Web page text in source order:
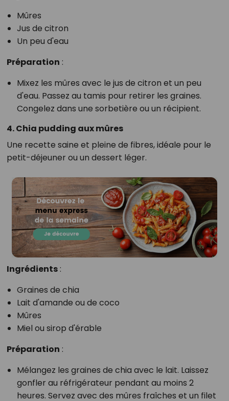
Mûres
Jus de citron
Un peu d'eau
Préparation :
Mixez les mûres avec le jus de citron et un peu
d'eau. Passez au tamis pour retirer les graines.
Congelez dans une sorbetière ou un récipient.
4. Chia pudding aux mûres
Une recette saine et pleine de fibres, idéale pour le
petit-déjeuner ou un dessert léger.
Ingrédients:
Graines de chia
Lait d'amande ou de coco
Mûres
Miel ou sirop d'érable
Préparation :
Mélangez les graines de chia avec le lait. Laissez
gonfler au réfrigérateur pendant au moins 2
heures. Servez avec des mûres fraîches et un filet